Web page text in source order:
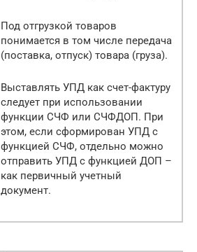
Под отгрузкой товаров
понимается в том числе передача
(поставка, отпуск) товара (груза).
Выставлять УПД как счет-фактуру
следует при использовании
функции СЧФ или СЧФДОП. При
этом, если сформирован УПД с
функцией СЧФ, отдельно можно
отправить УПД с функцией ДОП –
как первичный учетный
документ.